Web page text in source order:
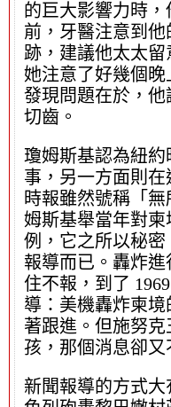
的巨大影響力時，
前，牙醫注意到
跡，建議他太太留
她注意了好幾個
發現問題在於，
切齒。
瓊姆斯基認為紐
事，另一方面則
時報雖然號稱「
姆斯基舉當年對
例，它之所以秘
報導而已。轟炸
住不報，到了
導：美機轟炸柬
著跟進。但施努
孩，那個消息卻又
新聞報導的方式大